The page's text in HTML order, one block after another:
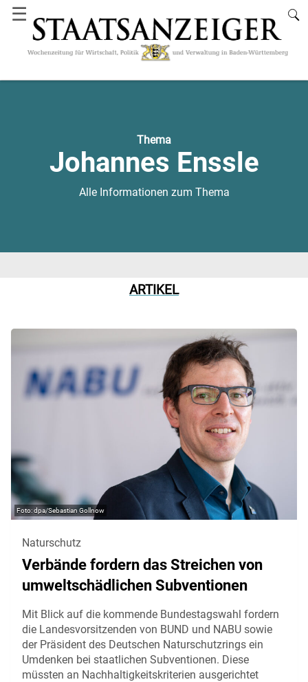
☰
Thema
Johannes Enssle
Alle Informationen zum Thema
ARTIKEL
dpa/Sebastian Gollnow
Naturschutz
Verbände fordern das Streichen von
umweltschädlichen Subventionen
Mit Blick auf die kommende Bundestagswahl fordern
die Landesvorsitzenden von BUND und NABU sowie
der Präsident des Deutschen Naturschutzrings ein
Umdenken bei staatlichen Subventionen. Diese
müssten an Nachhaltigkeitskriterien ausgerichtet